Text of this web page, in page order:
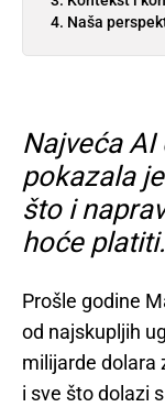
Naša
Najveća
pokazala
što i
hoće platiti.
Prošle godine
od najskupljih
milijarde dolara
i sve što dolazi